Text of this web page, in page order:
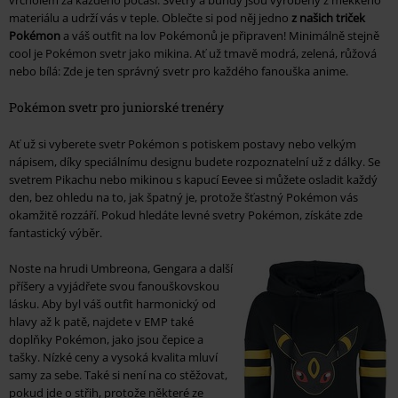
materiálu a udrží vás v teple. Oblečte si pod něj jedno z našich triček
Pokémon a váš outfit na lov Pokémonů je připraven! Minimálně stejně
cool je Pokémon svetr jako mikina. Ať už tmavě modrá, zelená, růžová
nebo bílá: Zde je ten správný svetr pro každého fanouška anime.
Pokémon svetr pro juniorské trenéry
Ať už si vyberete svetr Pokémon s potiskem postavy nebo velkým
nápisem, díky speciálnímu designu budete rozpoznatelní už z dálky. Se
svetrem Pikachu nebo mikinou s kapucí Eevee si můžete osladit každý
den, bez ohledu na to, jak špatný je, protože šťastný Pokémon vás
okamžitě rozzáří. Pokud hledáte levné svetry Pokémon, získáte zde
fantastický výběr.
Noste na hrudi Umbreona, Gengara a další
příšery a vyjádřete svou fanouškovskou
lásku. Aby byl váš outfit harmonický od
hlavy až k patě, najdete v EMP také
doplňky Pokémon, jako jsou čepice a
tašky. Nízké ceny a vysoká kvalita mluví
samy za sebe. Také si není na co stěžovat,
pokud jde o střih, protože některé ze